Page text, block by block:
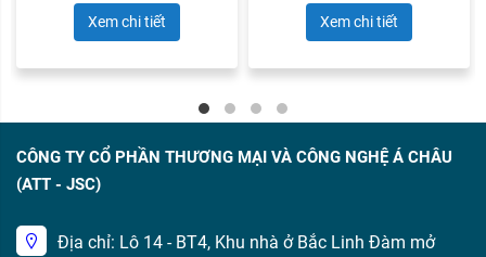
Xem chi tiết Xem chi tiết
CÔNG TY CỔ PHẦN THƯƠNG MẠI VÀ CÔNG NGHỆ Á CHÂU
(ATT - JSC)
Địa chỉ: Lô 14 - BT4, Khu nhà ở Bắc Linh Đàm mở